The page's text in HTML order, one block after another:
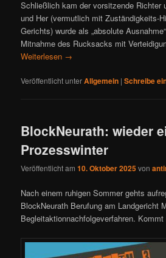
Schließlich kam der vorsitzende Richter
und Her (vermutlich mit Zuständigkeits-
Gerichts) wurde als „absolute
Mitnahme des Rucksacks mit
Weiterlesen →
Veröffentlicht unterAllgemein |Schreibe
BlockNeurath: wieder
Prozesswinter
Veröffentlicht am10. Oktober 2025von
Nach einem ruhigen Sommer gehts
BlockNeurath Berufung am Landgericht
Begleitaktionnachfolgeverfahren.